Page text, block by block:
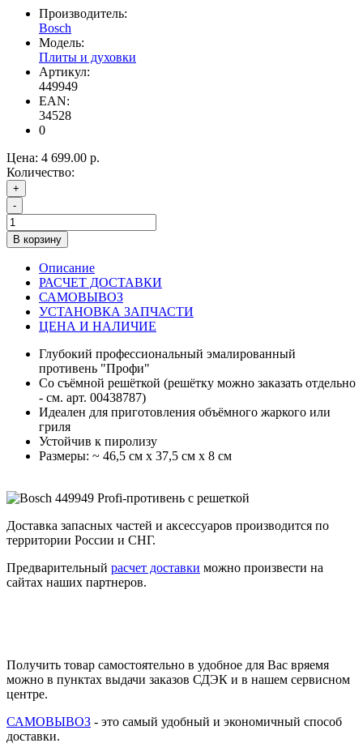
Производитель:
Bosch
Модель:
Плиты и духовки
Артикул:
449949
EAN:
34528
0
Цена: 4 699.00 р.
Количество:
+
-
В корзину
Описание
РАСЧЕТ ДОСТАВКИ
САМОВЫВОЗ
УСТАНОВКА ЗАПЧАСТИ
ЦЕНА И НАЛИЧИЕ
Глубокий профессиональный эмалированный
противень "Профи"
Со съёмной решёткой (решётку можно заказать отдельно
- см. арт. 00438787)
Идеален для приготовления объёмного жаркого или
гриля
Устойчив к пиролизу
Размеры: ~ 46,5 см x 37,5 см x 8 см
Доставка запасных частей и аксессуаров производится по
территории России и СНГ.
Предварительный расчет доставки можно произвести на
сайтах наших партнеров.
Получить товар самостоятельно в удобное для Вас вряемя
можно в пунктах выдачи заказов СДЭК и в нашем сервисном
центре.
САМОВЫВОЗ - это самый удобный и экономичный способ
доставки.